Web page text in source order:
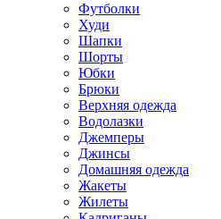
Футболки
Худи
Шапки
Шорты
Юбки
Брюки
Верхняя одежда
Водолазки
Джемперы
Джинсы
Домашняя одежда
Жакеты
Жилеты